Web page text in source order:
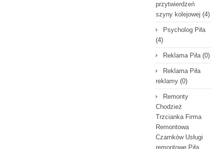
przytwierdzeń
szyny kolejowej (4)
Psycholog Piła
(4)
Reklama Piła(0)
Reklama Piła
reklamy (0)
Remonty
Chodzież
Trzcianka Firma
Remontowa
Czarnków Usługi
remontowe Piła